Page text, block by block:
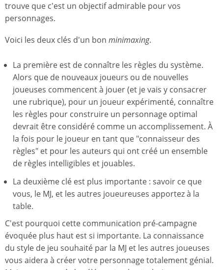
trouve que c'est un objectif admirable pour vos
personnages.
Voici les deux clés d'un bon minimaxing.
La première est de connaître les règles du système.
Alors que de nouveaux joueurs ou de nouvelles
joueuses commencent à jouer (et je vais y consacrer
une rubrique), pour un joueur expérimenté, connaître
les règles pour construire un personnage optimal
devrait être considéré comme un accomplissement. À
la fois pour le joueur en tant que "connaisseur des
règles" et pour les auteurs qui ont créé un ensemble
de règles intelligibles et jouables.
La deuxième clé est plus importante : savoir ce que
vous, le MJ, et les autres joueureuses apportez à la
table.
C'est pourquoi cette communication pré-campagne
évoquée plus haut est si importante. La connaissance
du style de jeu souhaité par la MJ et les autres joueuses
vous aidera à créer votre personnage totalement génial.